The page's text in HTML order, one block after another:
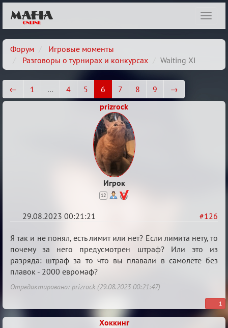
Форум
Игровые моменты
Разговоры о турнирах и конкурсах
Waiting XI
← 1 … 4 5 6 7 8 9
→
prizrock
Игрок
12
#126
29.08.2023 00:21:21
Re:
Waiting
XI
Я так и не понял, есть лимит или нет? Если лимита нету, то
почему за него предусмотрен штраф? Или это из
разряда: штраф за то что вы плавали в самолёте без
плавок - 2000 евромаф?
Отредактировано: prizrock (29.08.2023 00:21:47)
1
Хоккинг